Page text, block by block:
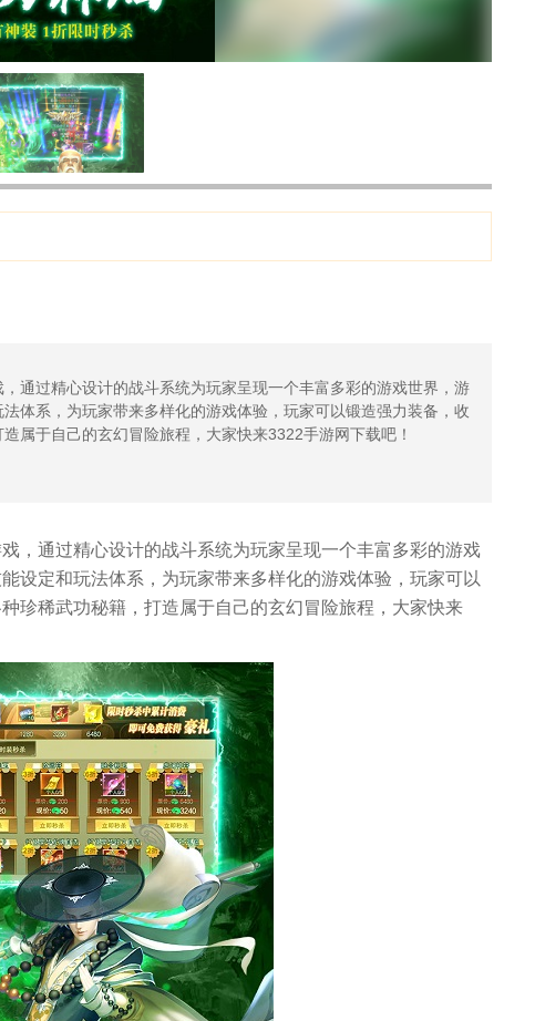
通过精心设计的战斗系统为玩家呈现一个丰富多彩的游戏世界，游
体系，为玩家带来多样化的游戏体验，玩家可以锻造强力装备，收
属于自己的玄幻冒险旅程，大家快来3322手游网下载吧！
，通过精心设计的战斗系统为玩家呈现一个丰富多彩的游戏
设定和玩法体系，为玩家带来多样化的游戏体验，玩家可以
珍稀武功秘籍，打造属于自己的玄幻冒险旅程，大家快来